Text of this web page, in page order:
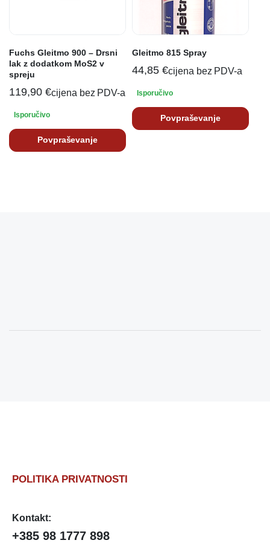
Fuchs Gleitmo 900 – Drsni
lak z dodatkom MoS2 v
spreju
119,90 €cijena bez PDV-a
Isporučivo
Povpraševanje
Gleitmo 815 Spray
44,85 €cijena bez PDV-a
Isporučivo
Povpraševanje
POLITIKA PRIVATNOSTI
Kontakt:
+385 98 1777 898